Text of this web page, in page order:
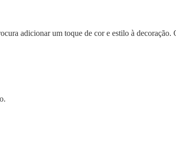
adicionar um toque de cor e estilo à decoração.